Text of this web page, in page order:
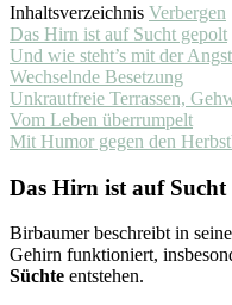
Inhaltsverzeichnis Verbergen
Das Hirn ist auf Sucht gepolt
Und wie steht’s mit der
Wechselnde Besetzung
Unkrautfreie Terrassen,
Vom Leben überrumpelt
Mit Humor gegen den
Das Hirn ist auf Sucht
Birbaumer beschreibt in
Gehirn funktioniert,
Süchte entstehen.